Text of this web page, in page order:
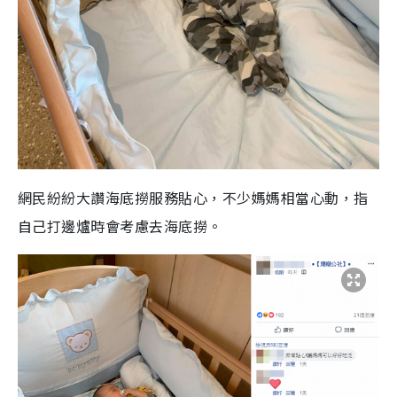
網民紛紛大讚海底撈服務貼心，不少媽媽相當心動，指
自己打邊爐時會考慮去海底撈。